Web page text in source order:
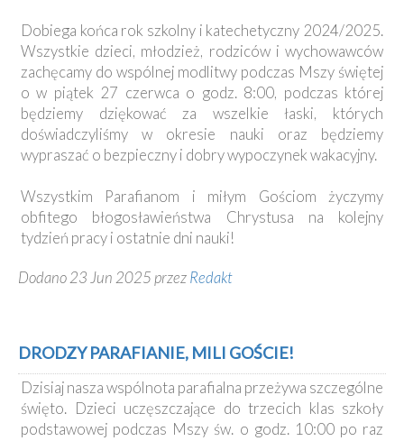
Dobiega końca rok szkolny i katechetyczny 2024/2025.
Wszystkie dzieci, młodzież, rodziców i wychowawców
zachęcamy do wspólnej modlitwy podczas Mszy świętej
o w piątek 27 czerwca o godz. 8:00, podczas której
będziemy dziękować za wszelkie łaski, których
doświadczyliśmy w okresie nauki oraz będziemy
wypraszać o bezpieczny i dobry wypoczynek wakacyjny.
Wszystkim Parafianom i miłym Gościom życzymy
obfitego błogosławieństwa Chrystusa na kolejny
tydzień pracy i ostatnie dni nauki!
Dodano 23 Jun 2025 przezRedakt
DRODZY PARAFIANIE, MILI GOŚCIE!
Dzisiaj nasza wspólnota parafialna przeżywa szczególne
święto. Dzieci uczęszczające do trzecich klas szkoły
podstawowej podczas Mszy św. o godz. 10:00 po raz